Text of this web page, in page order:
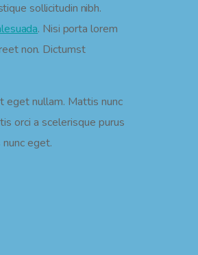
sollicitudin nibh.
. Nisi porta lorem
non. Dictumst
eget nullam. Mattis nunc
orci a scelerisque purus
eget.